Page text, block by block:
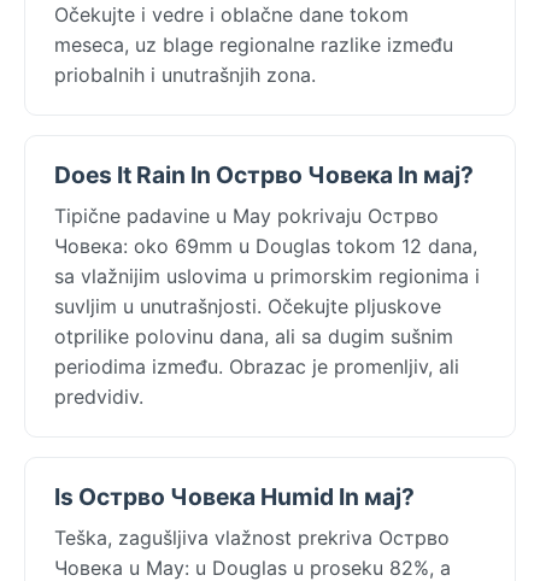
Očekujte i vedre i oblačne dane tokom
meseca, uz blage regionalne razlike između
priobalnih i unutrašnjih zona.
Does It Rain In Острво Човека In мај?
Tipične padavine u May pokrivaju Острво
Човека: oko 69mm u Douglas tokom 12 dana,
sa vlažnijim uslovima u primorskim regionima i
suvljim u unutrašnjosti. Očekujte pljuskove
otprilike polovinu dana, ali sa dugim sušnim
periodima između. Obrazac je promenljiv, ali
predvidiv.
Is Острво Човека Humid In мај?
Teška, zagušljiva vlažnost prekriva Острво
Човека u May: u Douglas u proseku 82%, a